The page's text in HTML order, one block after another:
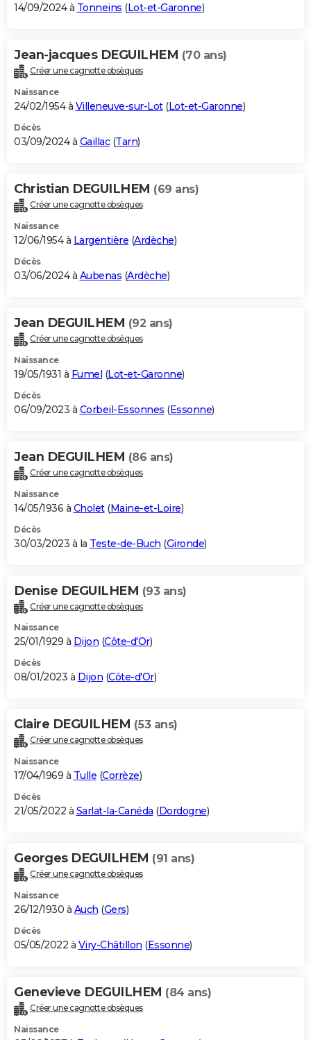
14/09/2024 à Tonneins (Lot-et-Garonne)
Jean-jacques DEGUILHEM (70 ans)
Créer une cagnotte obsèques
Naissance
24/02/1954 à Villeneuve-sur-Lot(Lot-et-Garonne)
Décès
03/09/2024 à Gaillac(Tarn)
Christian DEGUILHEM (69 ans)
Créer une cagnotte obsèques
Naissance
12/06/1954 à Largentière (Ardèche)
Décès
03/06/2024 à Aubenas (Ardèche)
Jean DEGUILHEM (92 ans)
Créer une cagnotte obsèques
Naissance
19/05/1931 à Fumel (Lot-et-Garonne)
Décès
06/09/2023 à Corbeil-Essonnes (Essonne)
Jean DEGUILHEM (86 ans)
Créer une cagnotte obsèques
Naissance
14/05/1936 à Cholet(Maine-et-Loire)
Décès
30/03/2023 à la Teste-de-Buch (Gironde)
Denise DEGUILHEM (93 ans)
Créer une cagnotte obsèques
Naissance
25/01/1929 à Dijon (Côte-d'Or)
Décès
08/01/2023 à Dijon (Côte-d'Or)
Claire DEGUILHEM (53 ans)
Créer une cagnotte obsèques
Naissance
17/04/1969 à Tulle (Corrèze)
Décès
21/05/2022 à Sarlat-la-Canéda (Dordogne)
Georges DEGUILHEM (91 ans)
Créer une cagnotte obsèques
Naissance
26/12/1930 à Auch (Gers)
Décès
05/05/2022 à Viry-Châtillon (Essonne)
Genevieve DEGUILHEM (84 ans)
Créer une cagnotte obsèques
Naissance